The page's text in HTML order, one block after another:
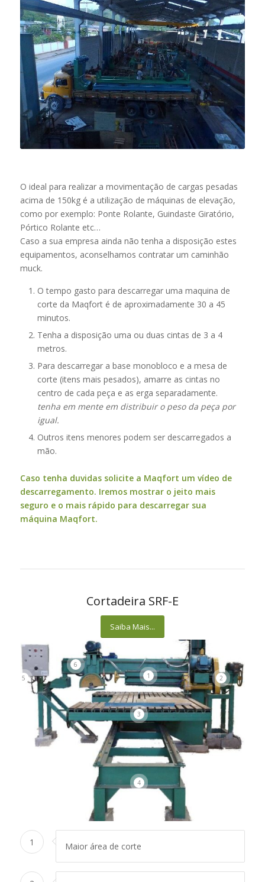
O ideal para realizar a movimentação de cargas pesadas
acima de 150kg é a utilização de máquinas de elevação,
como por exemplo: Ponte Rolante, Guindaste Giratório,
Pórtico Rolante etc…
Caso a sua empresa ainda não tenha a disposição estes
equipamentos, aconselhamos contratar um caminhão
muck.
O tempo gasto para descarregar uma maquina de
corte da Maqfort é de aproximadamente 30 a 45
minutos.
Tenha a disposição uma ou duas cintas de 3 a 4
metros.
Para descarregar a base monobloco e a mesa de
corte (itens mais pesados), amarre as cintas no
centro de cada peça e as erga separadamente.
tenha em mente em distribuir o peso da peça por
igual.
Outros itens menores podem ser descarregados a
mão.
Caso tenha duvidas solicite a Maqfort um vídeo de
descarregamento. Iremos mostrar o jeito mais
seguro e o mais rápido para descarregar sua
máquina Maqfort.
Cortadeira SRF-E
Saiba Mais...
1 2
3
4
5
6
1 Maior área de corte